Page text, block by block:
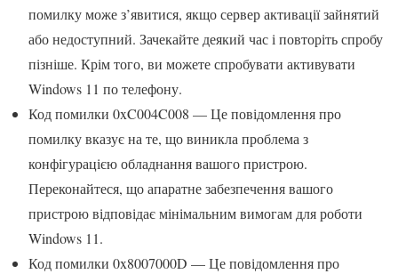
помилку може з’явитися, якщо сервер активації зайнятий
або недоступний. Зачекайте деякий час і повторіть спробу
пізніше. Крім того, ви можете спробувати активувати
Windows 11 по телефону.
Код помилки 0xC004C008 — Це повідомлення про
помилку вказує на те, що виникла проблема з
конфігурацією обладнання вашого пристрою.
Переконайтеся, що апаратне забезпечення вашого
пристрою відповідає мінімальним вимогам для роботи
Windows 11.
Код помилки 0x8007000D — Це повідомлення про